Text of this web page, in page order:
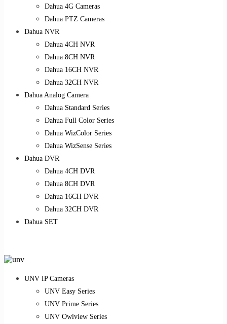
Dahua 4G Cameras
Dahua PTZ Cameras
Dahua NVR
Dahua 4CH NVR
Dahua 8CH NVR
Dahua 16CH NVR
Dahua 32CH NVR
Dahua Analog Camera
Dahua Standard Series
Dahua Full Color Series
Dahua WizColor Series
Dahua WizSense Series
Dahua DVR
Dahua 4CH DVR
Dahua 8CH DVR
Dahua 16CH DVR
Dahua 32CH DVR
Dahua SET
UNV IP Cameras
UNV Easy Series
UNV Prime Series
UNV Owlview Series